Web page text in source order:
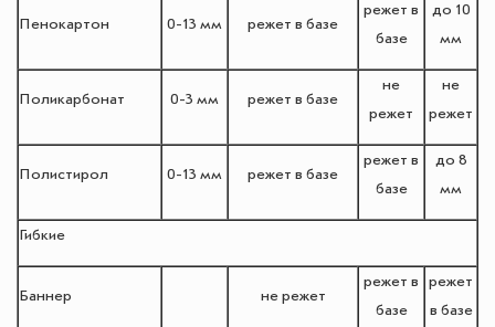
Пенокартон 0-13 мм режет в базе
режет в
базе
до 10
мм
Поликарбонат 0-3 мм режет в базе
не
режет
не
режет
Полистирол 0-13 мм режет в базе
режет в
базе
до 8
мм
Гибкие
Баннер не режет
режет в
базе
режет
в базе